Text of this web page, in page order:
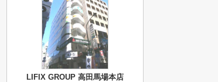
LIFIX GROUP 高田馬場本店